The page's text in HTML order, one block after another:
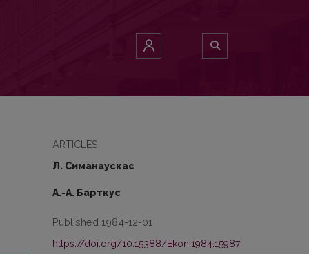
ARTICLES
Л. Симанаускас
A.-A. Барткус
Published 1984-12-01
https://doi.org/10.15388/Ekon.1984.15987